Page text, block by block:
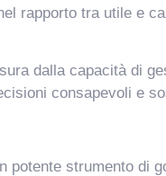
rapporto tra utile e
dalla capacità di
consapevoli e
potente strumento di